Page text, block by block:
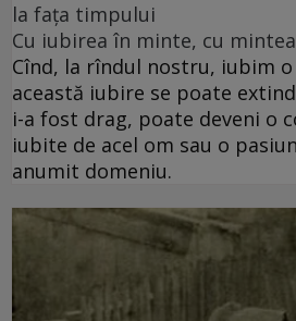
la fața timpului
Cu iubirea în minte, cu
Cînd, la rîndul nostru, iubim
această iubire se poate
i-a fost drag, poate deveni o
iubite de acel om sau o
anumit domeniu.